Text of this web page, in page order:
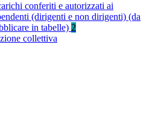
conferiti e autorizzati ai
(dirigenti e non dirigenti) (da
in tabelle) 2
collettiva